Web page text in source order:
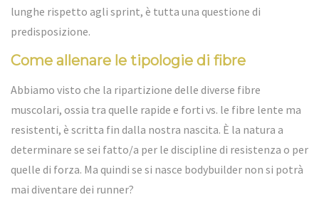
lunghe rispetto agli sprint, è tutta una questione di
predisposizione.
Come allenare le tipologie di fibre
Abbiamo visto che la ripartizione delle diverse fibre
muscolari, ossia tra quelle rapide e forti vs. le fibre lente ma
resistenti, è scritta fin dalla nostra nascita. È la natura a
determinare se sei fatto/a per le discipline di resistenza o per
quelle di forza. Ma quindi se si nasce bodybuilder non si potrà
mai diventare dei runner?